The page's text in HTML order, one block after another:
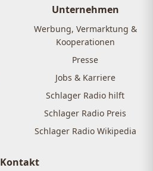
Unternehmen
Werbung, Vermarktung &
Kooperationen
Presse
Jobs & Karriere
Schlager Radio hilft
Schlager Radio Preis
Schlager Radio Wikipedia
Kontakt